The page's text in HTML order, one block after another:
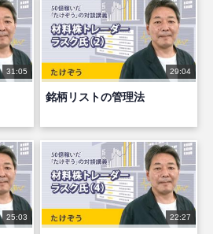
31:05 29:04
銘柄リストの管理法
25:03 22:27